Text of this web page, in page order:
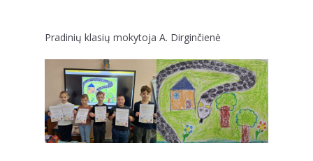
Pradinių klasių mokytoja A. Dirginčienė